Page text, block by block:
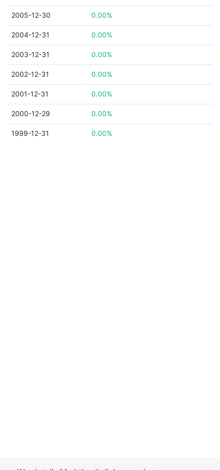
2005-12-30 0.00%
2004-12-31 0.00%
2003-12-31 0.00%
2002-12-31 0.00%
2001-12-31 0.00%
2000-12-29 0.00%
1999-12-31 0.00%